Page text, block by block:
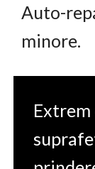
Auto-
minore.